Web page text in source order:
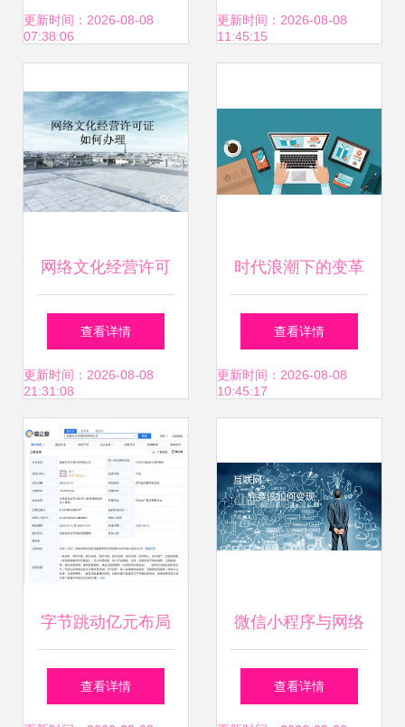
营许可证全指南
更新时间：2026-08-08
07:38:06
费用与关键事项全
更新时间：2026-08-08
11:45:15
网络文化经营许可
证办理指南 从申请
到拿证的全面解析
查看详情
更新时间：2026-08-08
21:31:08
时代浪潮下的变革
B2B购买流程在网
络文化经营中的创
查看详情
更新时间：2026-08-08
10:45:17
字节跳动亿元布局
网络文化，成立所
查看详情
微信小程序与网络
文化经营 开启互联
查看详情